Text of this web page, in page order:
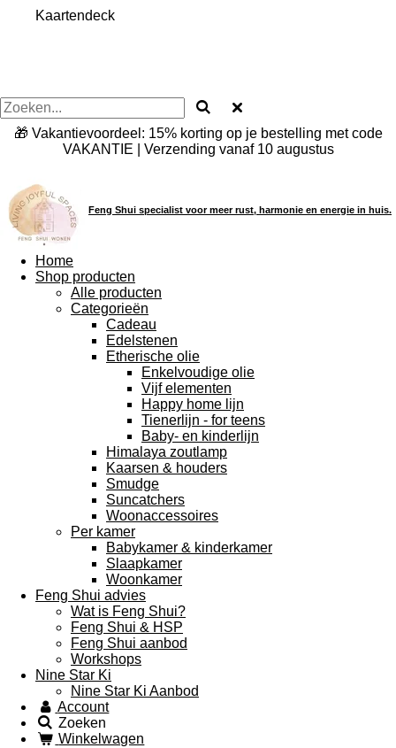
Kaartendeck
🎁 Vakantievoordeel: 15% korting op je bestelling met code
VAKANTIE | Verzending vanaf 10 augustus
Feng Shui specialist voor meer rust, harmonie en energie in huis.
Home
Shop producten
Alle producten
Categorieën
Cadeau
Edelstenen
Etherische olie
Enkelvoudige olie
Vijf elementen
Happy home lijn
Tienerlijn - for teens
Baby- en kinderlijn
Himalaya zoutlamp
Kaarsen & houders
Smudge
Suncatchers
Woonaccessoires
Per kamer
Babykamer & kinderkamer
Slaapkamer
Woonkamer
Feng Shui advies
Wat is Feng Shui?
Feng Shui & HSP
Feng Shui aanbod
Workshops
Nine Star Ki
Nine Star Ki Aanbod
Account
Zoeken
Winkelwagen